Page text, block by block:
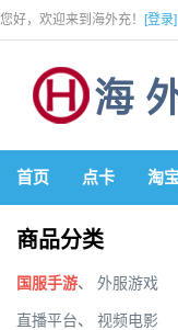
您好，欢迎来到海外充！ [登录]
首页 点卡 淘
商品分类
国服手游、 外服游戏
直播平台、 视频电影